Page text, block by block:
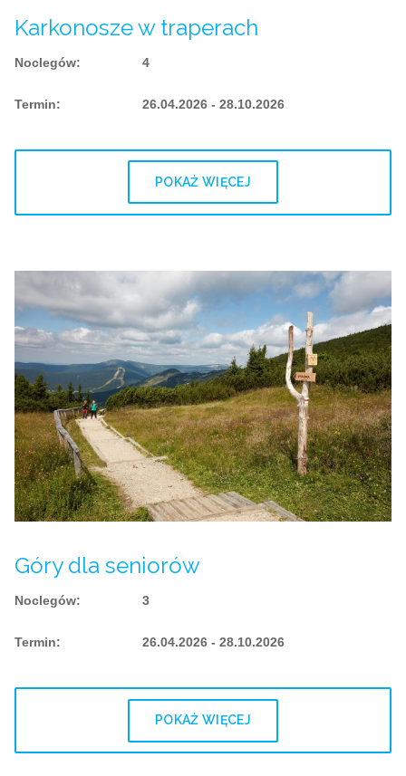
Karkonosze w traperach
Noclegów: 4
Termin: 26.04.2026 - 28.10.2026
POKAŻ WIĘCEJ
Góry dla seniorów
Noclegów: 3
Termin: 26.04.2026 - 28.10.2026
POKAŻ WIĘCEJ